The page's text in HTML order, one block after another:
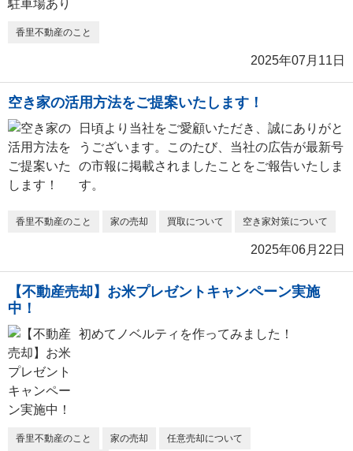
香里不動産のこと
2025年07月11日
空き家の活用方法をご提案いたします！
日頃より当社をご愛顧いただき、誠にありがと
うございます。このたび、当社の広告が最新号
の市報に掲載されましたことをご報告いたしま
す。
香里不動産のこと 家の売却 買取について 空き家対策について
2025年06月22日
【不動産売却】お米プレゼントキャンペーン実施
中！
初めてノベルティを作ってみました！
香里不動産のこと 家の売却
任意売却について